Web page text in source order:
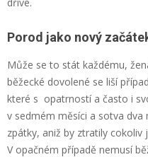
Porod jako nový
Může se to stát každému,
běžecké dovolené se liší
které s opatrností a často i
v sedmém měsíci a sotva
zpátky, aniž by ztratily cokoliv
V opačném případě nemusí